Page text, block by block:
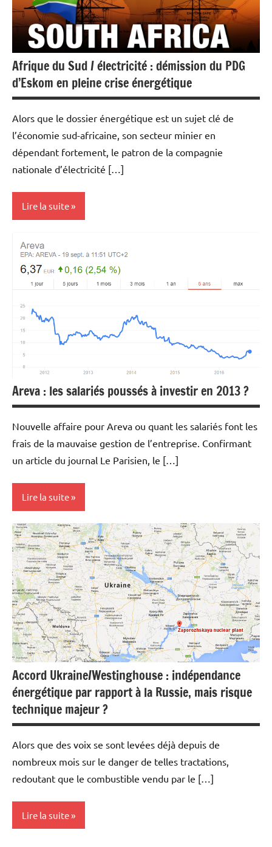
Afrique du Sud / électricité : démission du PDG
d’Eskom en pleine crise énergétique
Alors que le dossier énergétique est un sujet clé de
l’économie sud-africaine, son secteur minier en
dépendant fortement, le patron de la compagnie
nationale d’électricité […]
Lire la suite
Actualités
Economie
Energies
Matières
premières
Areva : les salariés poussés à investir en 2013 ?
Nouvelle affaire pour Areva ou quant les salariés font les
frais de la mauvaise gestion de l’entreprise. Confirmant
un article du journal Le Parisien, le […]
Lire la suite
Actualités
Economie
Energies
Accord Ukraine/Westinghouse : indépendance
énergétique par rapport à la Russie, mais risque
technique majeur ?
Alors que des voix se sont levées déjà depuis de
nombreux mois sur le danger de telles tractations,
redoutant que le combustible vendu par le […]
Lire la suite